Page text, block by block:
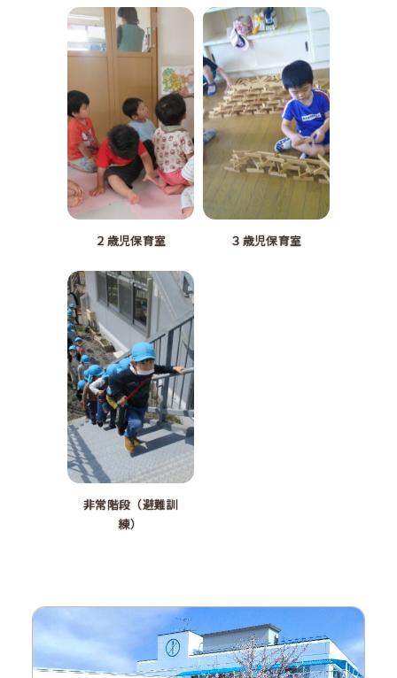
２歳児保育室 ３歳児保育室
非常階段（避難訓
練）